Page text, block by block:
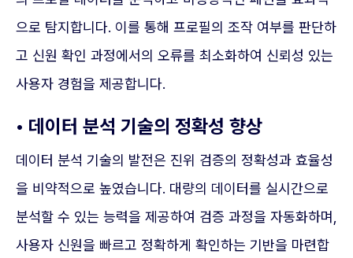
으로 탐지합니다. 이를 통해 프로필의 조작 여부를 판단하
고 신원 확인 과정에서의 오류를 최소화하여 신뢰성 있는
사용자 경험을 제공합니다.
• 데이터 분석 기술의 정확성 향상
데이터 분석 기술의 발전은 진위 검증의 정확성과 효율성
을 비약적으로 높였습니다. 대량의 데이터를 실시간으로
분석할 수 있는 능력을 제공하여 검증 과정을 자동화하며,
사용자 신원을 빠르고 정확하게 확인하는 기반을 마련합